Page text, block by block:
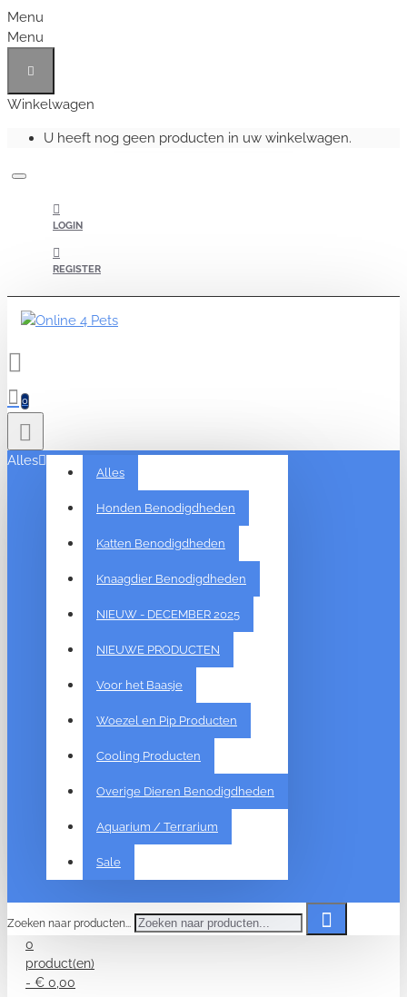
Menu
Menu
Winkelwagen
U heeft nog geen producten in uw winkelwagen.
LOGIN
REGISTER
0
Alles
Alles
Honden Benodigdheden
Katten Benodigdheden
Knaagdier Benodigdheden
NIEUW - DECEMBER 2025
NIEUWE PRODUCTEN
Voor het Baasje
Woezel en Pip Producten
Cooling Producten
Overige Dieren Benodigdheden
Aquarium / Terrarium
Sale
Zoeken naar producten...
0
product(en)
- € 0,00